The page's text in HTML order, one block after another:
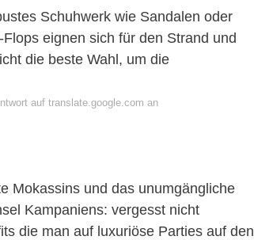
Schuhwerk wie Sandalen oder
eignen sich für den Strand und
die beste Wahl, um die
auf translate.google.com an
Mokassins und das unumgängliche
Kampaniens: vergesst nicht
die man auf luxuriöse Parties auf den